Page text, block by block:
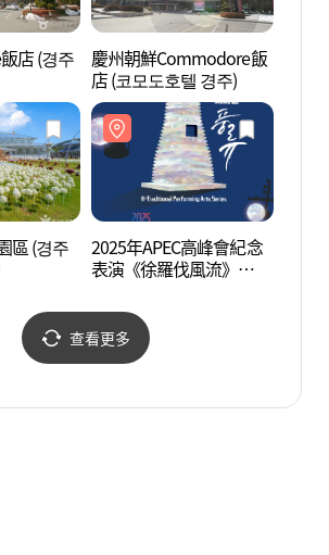
店 (경주
慶州朝鮮Commodore飯
店 (코모도호텔 경주)
區 (경주
2025年APEC高峰會紀念
表演《徐羅伐風流》
기념공연 )
查看更多